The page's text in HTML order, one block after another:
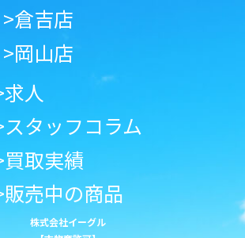
>倉吉店
>岡山店
求人
スタッフコラム
買取実績
販売中の商品
株式会社イーグル